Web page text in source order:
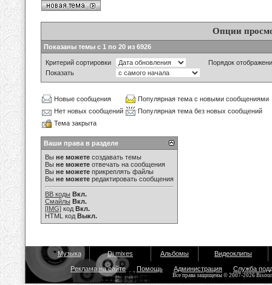
Опции
Показаны темы с 1 по 20 из 6926
Критерий сортировки
Порядок
Показать
Новые сообщения
Популярная тема с новыми сообщениями
Нет новых сообщений
Популярная тема без новых сообщений
Тема закрыта
Ваши права в разделе
Вы не можете создавать темы
Вы не можете отвечать на сообщения
Вы не можете прикреплять файлы
Вы не можете редактировать сообщения
BB коды Вкл.
Смайлы Вкл.
[IMG] код Вкл.
HTML код Выкл.
Музыка Dj mixes Альбомы Видеоклипы
Реклама на сайте Помощь Администрация Служба
Все права защищены © 2007-2026